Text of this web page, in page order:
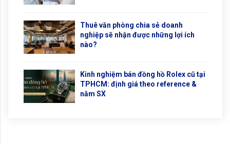
Thuê văn phòng chia sẻ doanh
nghiệp sẽ nhận được những lợi ích
nào?
Kinh nghiệm bán đồng hồ Rolex cũ tại
TPHCM: định giá theo reference &
năm SX